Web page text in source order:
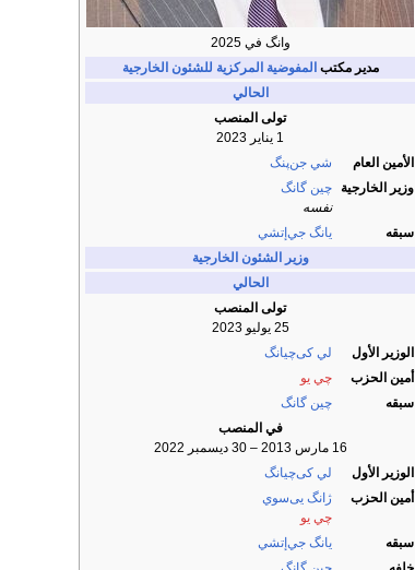
وانگ في 2025
مدير مكتب المفوضية المركزية للشئون الخارجية
الحالي
تولى المنصب
1 يناير 2023
الأمين العام
شي جن‌پنگ
وزير الخارجية
چين گانگ
نفسه
سبقه
يانگ جي‌إتشي
وزير الشئون الخارجية
الحالي
تولى المنصب
25 يوليو 2023
الوزير الأول
لي كى‌چيانگ
أمين الحزب
چي يو
سبقه
چين گانگ
في المنصب
16 مارس 2013 – 30 ديسمبر 2022
الوزير الأول
لي كى‌چيانگ
أمين الحزب
ژانگ يى‌سوي
چي يو
سبقه
يانگ جي‌إتشي